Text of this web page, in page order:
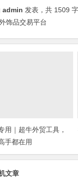
admin 发表，共 1509 字
饰品交易平台
用｜超牛外贸工具，
手都在用
文章